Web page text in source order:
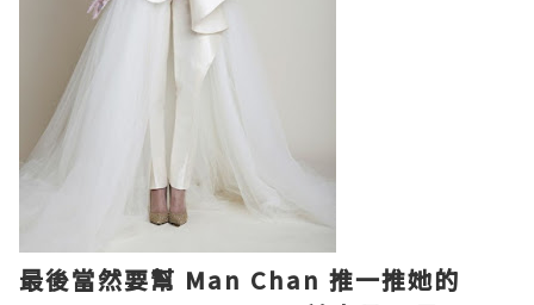
最後當然要幫 Man Chan 推一推她的